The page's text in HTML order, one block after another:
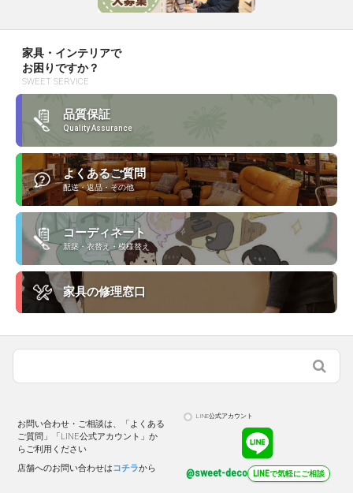
家具・インテリアで
お困りですか？
SWEET SERVICE
品質保証
Quality Assurance
よくあるご質問
配送・返品・その他
コーディネート
新築・衣替え・模様替え
家具の修理窓口
お問い合わせ・ご相談は、「よくある
ご質問」「LINE公式アカウント」か
らご利用ください
店舗へのお問い合わせはコチラから
LINE公式アカウント
@sweet-deco LINEで気軽にご相談